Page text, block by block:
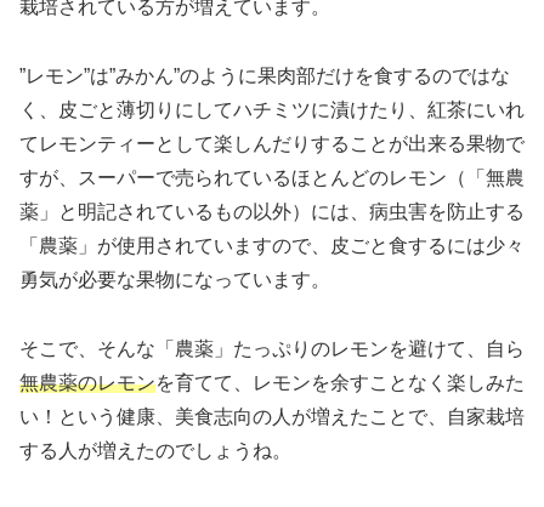
栽培されている方が増えています。
”レモン”は”みかん”のように果肉部だけを食するのではな
く、皮ごと薄切りにしてハチミツに漬けたり、紅茶にいれ
てレモンティーとして楽しんだりすることが出来る果物で
すが、スーパーで売られているほとんどのレモン（「無農
薬」と明記されているもの以外）には、病虫害を防止する
「農薬」が使用されていますので、皮ごと食するには少々
勇気が必要な果物になっています。
そこで、そんな「農薬」たっぷりのレモンを避けて、自ら
無農薬のレモンを育てて、レモンを余すことなく楽しみた
い！という健康、美食志向の人が増えたことで、自家栽培
する人が増えたのでしょうね。